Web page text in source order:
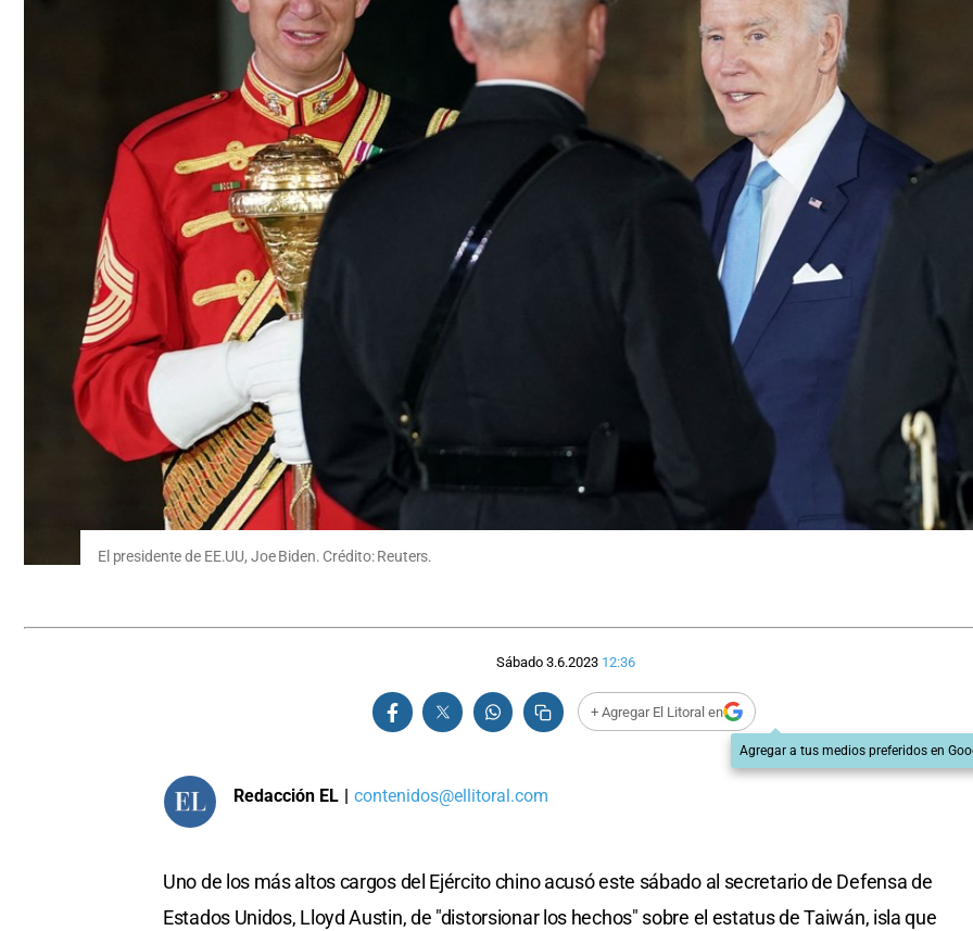
El presidente de EE.UU, Joe Biden. Crédito: Reuters.
Sábado 3.6.2023 12:36
+ Agregar El Litoral en
Agregar a tus medios preferidos en
Redacción EL | contenidos@ellitoral.com
Uno de los más altos cargos del Ejército chino acusó este sábado al secretario de Defensa de
Estados Unidos, Lloyd Austin, de "distorsionar los hechos" sobre el estatus de Taiwán, isla que